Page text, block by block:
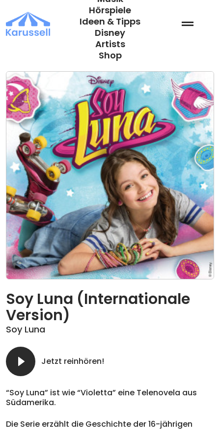
Inhalt
springen
Hörspiele
Ideen & Tipps
Disney
Artists
Shop
Soy Luna (Internationale
Version)
Soy Luna
Jetzt reinhören!
“Soy Luna” ist wie “Violetta” eine Telenovela aus
Südamerika.
Die Serie erzählt die Geschichte der 16-jährigen